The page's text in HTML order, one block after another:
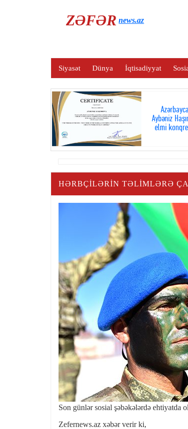
ZƏFƏRnews.az
Siyasət Dünya İqtisadiyyat
Aybəniz
elmi
HƏRBÇILƏRIN TƏLIMLƏRƏ
Son günlər sosial şəbəkələrdə ehtiyatda
Zefernews.az xəbər verir ki,